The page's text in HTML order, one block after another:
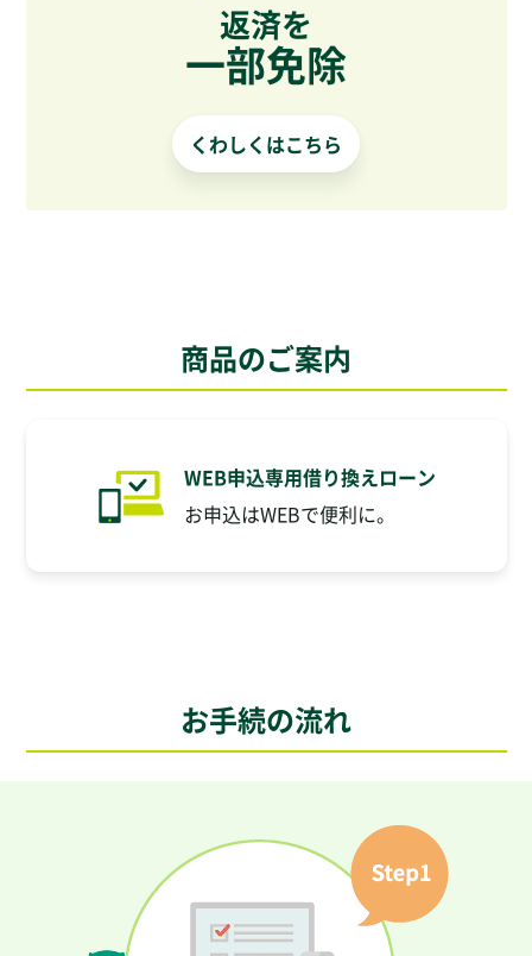
返済を
一部免除
くわしくはこちら
商品のご案内
WEB申込専用借り換えローン
お申込はWEBで便利に。
お手続の流れ